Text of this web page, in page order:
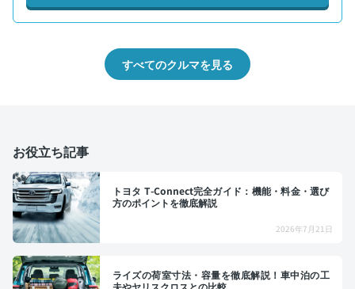
すべてのクルマを見る
お役立ち記事
トヨタ T-Connect完全ガイド：機能・料金・選び
方のポイントを徹底解説
2026年7月21日
ライズの荷室寸法・容量を徹底解説！車中泊の工
夫やヤリスクロスとの比較